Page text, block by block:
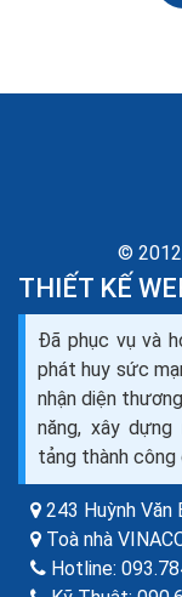
Dịch vụ seo là
các công ty seo
Theo như
kiếm (tiếng Anh:
tắt: SEO), là
©
THIẾT KẾ
Đã phục vụ và
phát huy sức
nhận diện
năng, xây
tảng thành công
243 Huỳnh Văn
Toà nhà
Hotline: